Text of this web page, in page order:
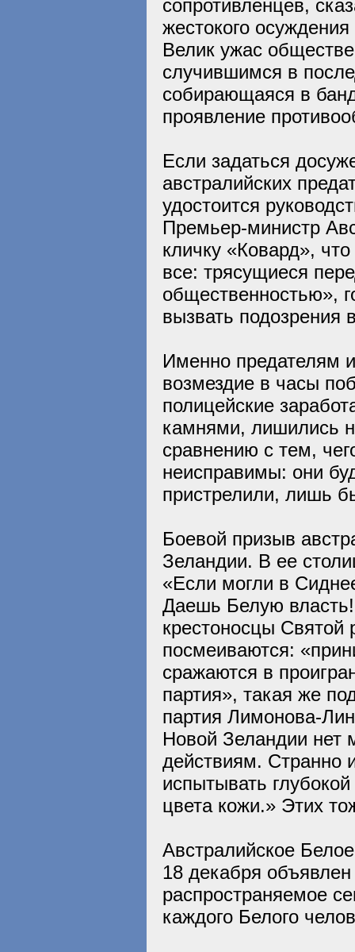
сопротивленцев,
жестокого
Велик ужас
случившимся в
собирающаяся в
проявление
Если задаться
австралийских
удостоится
Премьер-министр
кличку «Ковард»,
все: трясущиеся
общественностью»,
вызвать подозрения
Именно предателям
возмездие в часы
полицейские
камнями, лишились
сравнению с тем,
неисправимы: они
пристрелили, лишь
Боевой призыв
Зеландии. В ее
«Если могли в
Даешь Белую
крестоносцы
посмеиваются:
сражаются в
партия», такая же
партия Лимонова-
Новой Зеландии нет
действиям. Странно
испытывать
цвета кожи.» Этих
Австралийское
18 декабря
распространяемое
каждого Белого